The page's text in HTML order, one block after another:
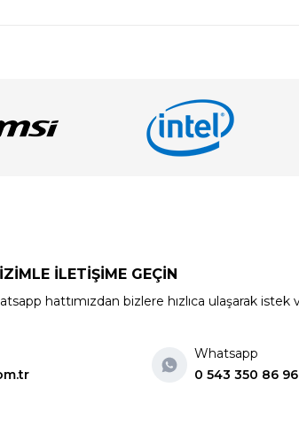
İLETİŞİME GEÇİN
hattımızdan bizlere hızlıca ulaşarak istek
Whatsapp
0 543 350 86 96